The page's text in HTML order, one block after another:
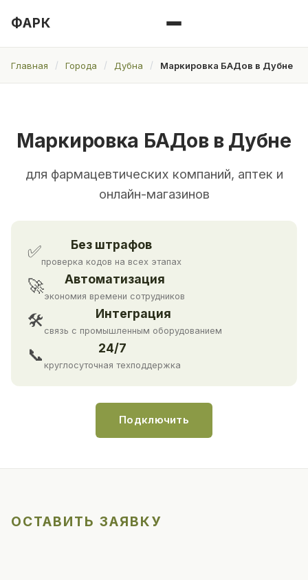
ФАРК
Главная Города Дубна Маркировка БАДов в Дубне
Маркировка БАДов в Дубне
для фармацевтических компаний, аптек и
онлайн-магазинов
✅ Без штрафов
проверка кодов на всех этапах
🚀 Автоматизация
экономия времени сотрудников
🛠 Интеграция
связь с промышленным оборудованием
📞 24/7
круглосуточная техподдержка
Подключить
ОСТАВИТЬ ЗАЯВКУ